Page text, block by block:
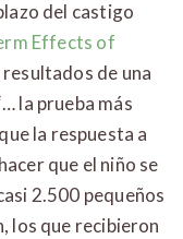
del castigo
Effects of
de una
la prueba más
la respuesta a
que el niño se
2.500 pequeños
los que recibieron